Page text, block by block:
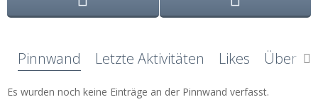
Pinnwand Letzte Aktivitäten Likes Über
Es wurden noch keine Einträge an der Pinnwand verfasst.